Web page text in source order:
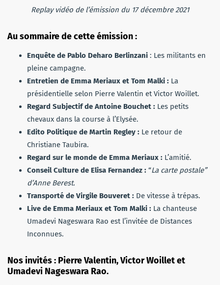
Replay vidéo de l’émission du 17 décembre 2021
Au sommaire de cette émission :
Enquête de Pablo Deharo Berlinzani : Les militants en
pleine campagne.
Entretien de Emma Meriaux et Tom Malki : La
présidentielle selon Pierre Valentin et Victor Woillet.
Regard Subjectif de Antoine Bouchet : Les petits
chevaux dans la course à l’Elysée.
Edito Politique de Martin Regley : Le retour de
Christiane Taubira.
Regard sur le monde de Emma Meriaux : L’amitié.
Conseil Culture de Elisa Fernandez : “La carte postale”
d’Anne Berest.
Transporté de Virgile Bouveret : De vitesse à trépas.
Live de Emma Meriaux et Tom Malki : La chanteuse
Umadevi Nageswara Rao est l’invitée de Distances
Inconnues.
Nos invités : Pierre Valentin, Victor Woillet et
Umadevi Nageswara Rao.